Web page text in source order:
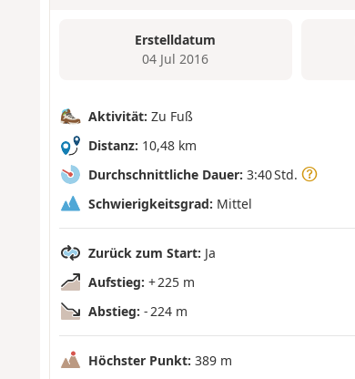
Erstelldatum
04 Jul 2016
Aktivität: Zu Fuß
Distanz: 10,48 km
Durchschnittliche Dauer: 3:40 Std.
Schwierigkeitsgrad: Mittel
Zurück zum Start: Ja
Aufstieg: + 225 m
Abstieg: - 224 m
Höchster Punkt: 389 m